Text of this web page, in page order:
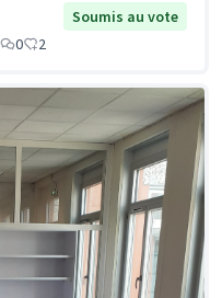
Soumis au vote
0 2